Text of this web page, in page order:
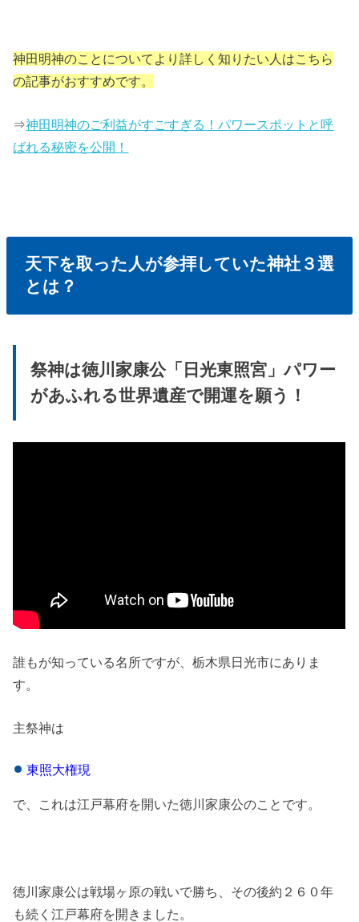
神田明神のことについてより詳しく知りたい人はこちら
の記事がおすすめです。
⇒神田明神のご利益がすごすぎる！パワースポットと呼
ばれる秘密を公開！
天下を取った人が参拝していた神社３選
とは？
祭神は徳川家康公「日光東照宮」パワー
があふれる世界遺産で開運を願う！
誰もが知っている名所ですが、栃木県日光市にありま
す。
主祭神は
東照大権現
で、これは江戸幕府を開いた徳川家康公のことです。
徳川家康公は戦場ヶ原の戦いで勝ち、その後約２６０年
も続く江戸幕府を開きました。